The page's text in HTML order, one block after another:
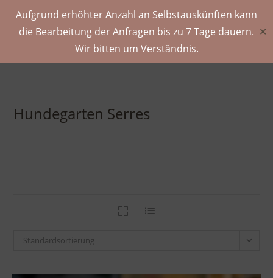
Aufgrund erhöhter Anzahl an Selbstauskünften kann
die Bearbeitung der Anfragen bis zu 7 Tage dauern.
Wir bitten um Verständnis.
✕
Hundegarten Serres
Standardsortierung